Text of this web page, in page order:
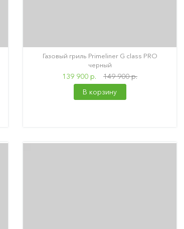
Газовый гриль Primeliner G class PRO
черный
139 900 р.
149 900 р.
В корзину